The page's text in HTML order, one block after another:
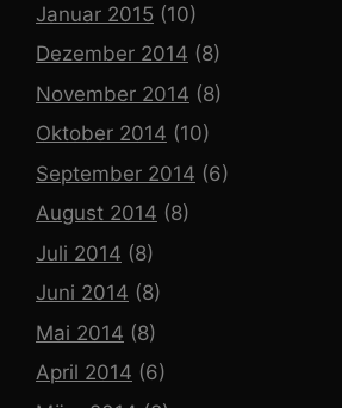
Januar 2015 (10)
Dezember 2014 (8)
November 2014 (8)
Oktober 2014 (10)
September 2014 (6)
August 2014 (8)
Juli 2014 (8)
Juni 2014 (8)
Mai 2014 (8)
April 2014 (6)